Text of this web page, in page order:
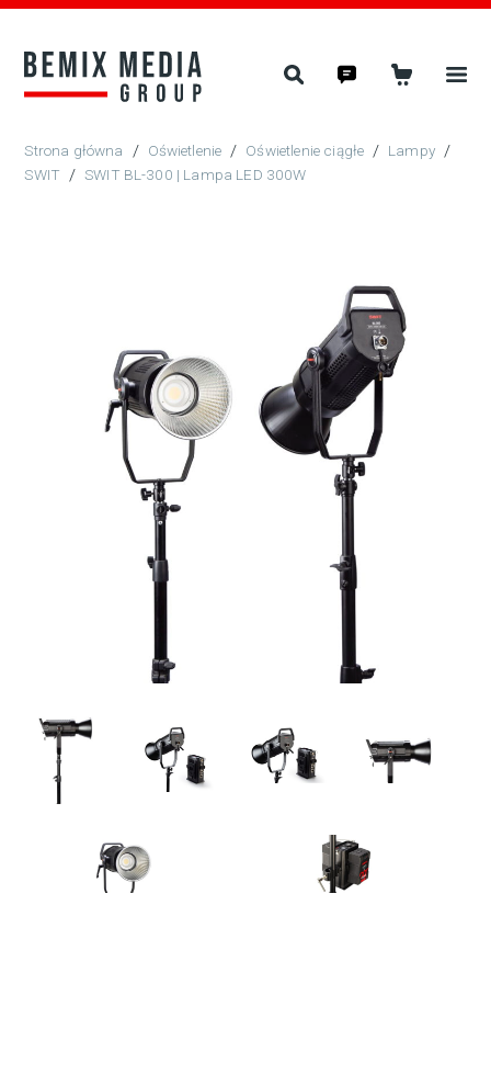
/ Oświetlenie / Oświetlenie ciągłe / Lampy/
SWIT /SWIT BL-300 | Lampa LED 300W